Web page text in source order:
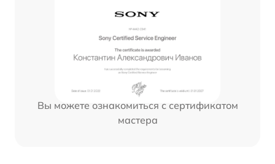
Вы можете ознакомиться с сертификатом
мастера